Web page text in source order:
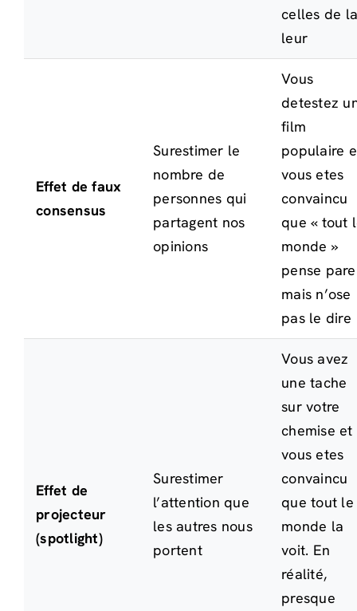
celles de
leur
Effet de faux
consensus
Surestimer le
nombre de
personnes qui
partagent nos
opinions
Vous
detestez
film
populaire
vous etes
convaincu
que « tout
monde »
pense
mais n’ose
pas le dire
Effet de
projecteur
(spotlight)
Surestimer
l’attention que
les autres nous
portent
Vous avez
une tache
sur votre
chemise et
vous etes
convaincu
que tout le
monde la
voit. En
réalité,
presque